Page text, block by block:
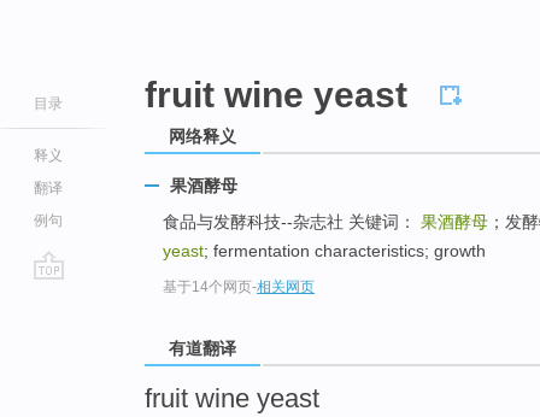
目录
释义
翻译
例句
fruit wine yeast
网络释义
果酒酵母
食品与发酵科技--杂志社 关键词： 果酒酵母 ；发
yeast; fermentation characteristics; growth
基于14个网页-相关网页
有道翻译
fruit wine yeast